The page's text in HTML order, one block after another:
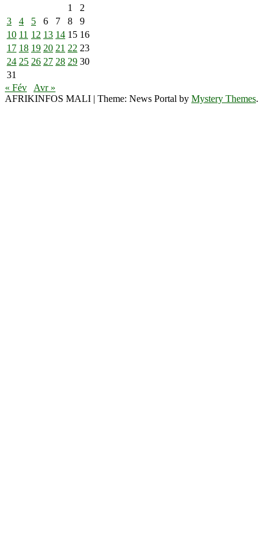
1
2
3
4 5 6 7 8
9
10 11 12 13 14 15 16
17 18 19 20 21 22 23
24 25 26 27 28 29 30
31
« Fév
Avr »
AFRIKINFOS MALI | Theme: News Portal by Mystery Themes.